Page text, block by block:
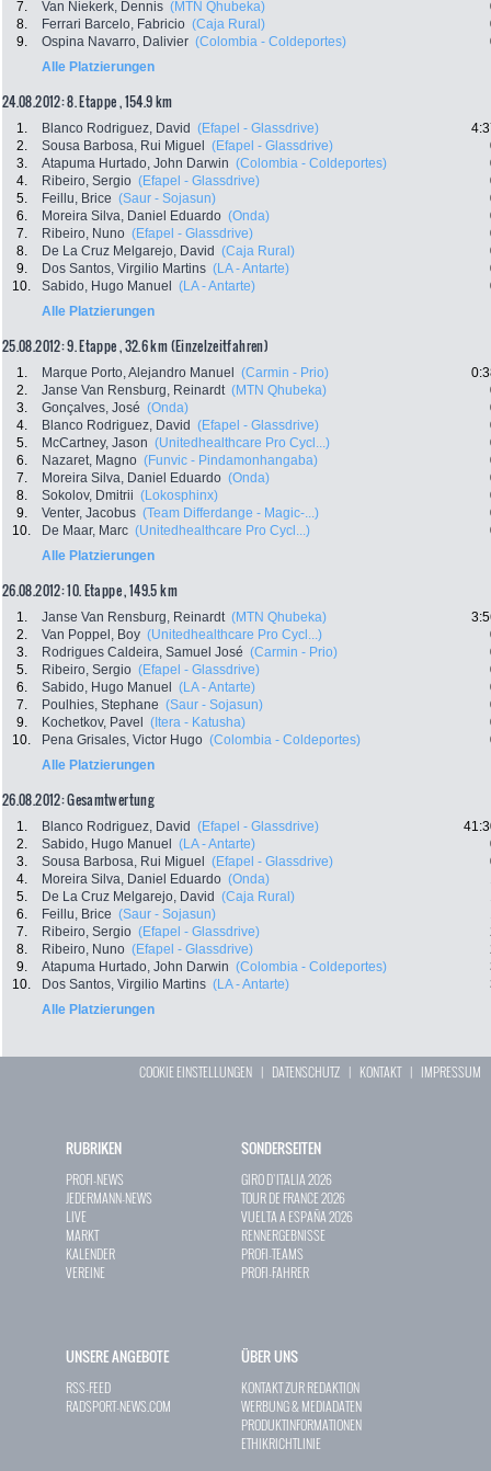
7.
Van Niekerk, Dennis (MTN Qhubeka)
8.
Ferrari Barcelo, Fabricio (Caja Rural)
9.
Ospina Navarro, Dalivier (Colombia - Coldeportes)
Alle Platzierungen
24.08.2012: 8. Etappe , 154.9 km
1. Blanco Rodriguez, David (Efapel - Glassdrive)
2.
Sousa Barbosa, Rui Miguel (Efapel - Glassdrive)
3.
Atapuma Hurtado, John Darwin (Colombia - Coldeportes)
4.
Ribeiro, Sergio (Efapel - Glassdrive)
5.
Feillu, Brice (Saur - Sojasun)
6.
Moreira Silva, Daniel Eduardo (Onda)
7.
Ribeiro, Nuno (Efapel - Glassdrive)
8.
De La Cruz Melgarejo, David (Caja Rural)
9.
Dos Santos, Virgilio Martins (LA - Antarte)
10.
Sabido, Hugo Manuel (LA - Antarte)
Alle Platzierungen
25.08.2012: 9. Etappe , 32.6 km (Einzelzeitfahren)
1. Marque Porto, Alejandro Manuel (Carmin - Prio)
2.
Janse Van Rensburg, Reinardt (MTN Qhubeka)
3.
Gonçalves, José (Onda)
4.
Blanco Rodriguez, David (Efapel - Glassdrive)
5.
McCartney, Jason (Unitedhealthcare Pro Cycl...)
6.
Nazaret, Magno (Funvic - Pindamonhangaba)
7.
Moreira Silva, Daniel Eduardo (Onda)
8.
Sokolov, Dmitrii (Lokosphinx)
9.
Venter, Jacobus (Team Differdange - Magic-...)
10.
De Maar, Marc (Unitedhealthcare Pro Cycl...)
Alle Platzierungen
26.08.2012: 10. Etappe , 149.5 km
1. Janse Van Rensburg, Reinardt (MTN Qhubeka)
2.
Van Poppel, Boy (Unitedhealthcare Pro Cycl...)
3.
Rodrigues Caldeira, Samuel José (Carmin - Prio)
5.
Ribeiro, Sergio (Efapel - Glassdrive)
6.
Sabido, Hugo Manuel (LA - Antarte)
7.
Poulhies, Stephane (Saur - Sojasun)
9.
Kochetkov, Pavel (Itera - Katusha)
10.
Pena Grisales, Victor Hugo (Colombia - Coldeportes)
Alle Platzierungen
26.08.2012: Gesamtwertung
1. Blanco Rodriguez, David (Efapel - Glassdrive)
2.
Sabido, Hugo Manuel (LA - Antarte)
3.
Sousa Barbosa, Rui Miguel (Efapel - Glassdrive)
4.
Moreira Silva, Daniel Eduardo (Onda)
5.
De La Cruz Melgarejo, David (Caja Rural)
6.
Feillu, Brice (Saur - Sojasun)
7.
Ribeiro, Sergio (Efapel - Glassdrive)
8.
Ribeiro, Nuno (Efapel - Glassdrive)
9.
Atapuma Hurtado, John Darwin (Colombia - Coldeportes)
10.
Dos Santos, Virgilio Martins (LA - Antarte)
Alle Platzierungen
COOKIE EINSTELLUNGEN | DATENSCHUTZ | KONTAKT| IMPRESSUM
RUBRIKEN
PROFI-NEWS
JEDERMANN-NEWS
LIVE
MARKT
KALENDER
VEREINE
SONDERSEITEN
GIRO D`ITALIA 2026
TOUR DE FRANCE 2026
VUELTA A ESPAÑA 2026
RENNERGEBNISSE
PROFI-TEAMS
PROFI-FAHRER
UNSERE ANGEBOTE
RSS-FEED
RADSPORT-NEWS.COM
ÜBER UNS
KONTAKT ZUR REDAKTION
WERBUNG & MEDIADATEN
PRODUKTINFORMATIONEN
ETHIKRICHTLINIE